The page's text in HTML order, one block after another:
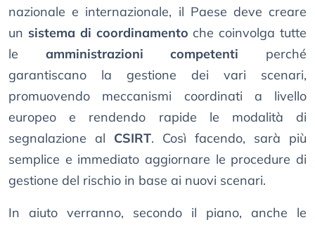
nazionale e internazionale, il Paese deve creare
un sistema di coordinamento che coinvolga tutte
le amministrazioni competenti perché
garantiscano la gestione dei vari scenari,
promuovendo meccanismi coordinati a livello
europeo e rendendo rapide le modalità di
segnalazione al CSIRT. Così facendo, sarà più
semplice e immediato aggiornare le procedure di
gestione del rischio in base ai nuovi scenari.
In aiuto verranno, secondo il piano, anche le